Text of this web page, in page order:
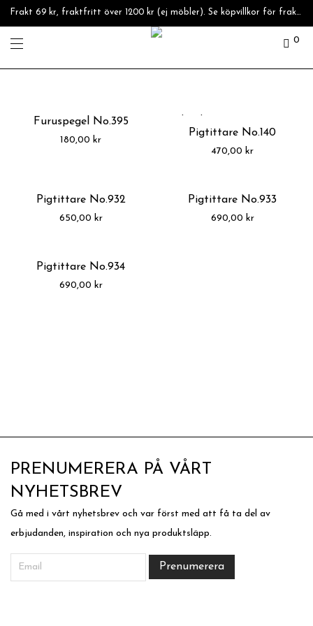
Frakt 69 kr, fraktfritt över 1200 kr (ej möbler). Se köpvillkor för fraktpriser.
0
Furuspegel No.395
180,00 kr
Pigtittare No.140
470,00 kr
Pigtittare No.932
650,00 kr
Pigtittare No.933
690,00 kr
Pigtittare No.934
690,00 kr
PRENUMERERA PÅ VÅRT
NYHETSBREV
Gå med i vårt nyhetsbrev och var först med att få ta del av
erbjudanden, inspiration och nya produktsläpp.